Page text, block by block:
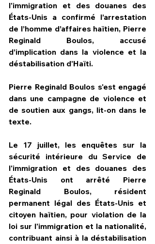
HPN Live
l'immigration et des douanes des
États-Unis a confirmé l’arrestation
de l’homme d’affaires haïtien, Pierre
Reginald Boulos, accusé
d’implication dans la violence et la
déstabilisation d'Haïti.
Pierre Reginald Boulos s'est engagé
dans une campagne de violence et
de soutien aux gangs, lit-on dans le
texte.
Le 17 juillet, les enquêtes sur la
sécurité intérieure du Service de
l'immigration et des douanes des
États-Unis ont arrêté Pierre
Reginald Boulos, résident
permanent légal des États-Unis et
citoyen haïtien, pour violation de la
loi sur l'immigration et la nationalité,
contribuant ainsi à la déstabilisation